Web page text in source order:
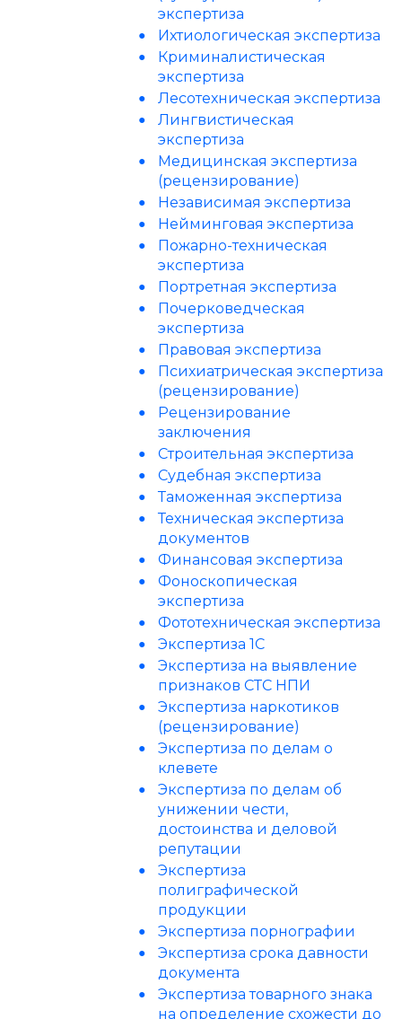
экспертиза
Ихтиологическая экспертиза
Криминалистическая
экспертиза
Лесотехническая экспертиза
Лингвистическая
экспертиза
Медицинская экспертиза
(рецензирование)
Независимая экспертиза
Нейминговая экспертиза
Пожарно-техническая
экспертиза
Портретная экспертиза
Почерковедческая
экспертиза
Правовая экспертиза
Психиатрическая экспертиза
(рецензирование)
Рецензирование
заключения
Строительная экспертиза
Судебная экспертиза
Таможенная экспертиза
Техническая экспертиза
документов
Финансовая экспертиза
Фоноскопическая
экспертиза
Фототехническая экспертиза
Экспертиза 1С
Экспертиза на выявление
признаков СТС НПИ
Экспертиза наркотиков
(рецензирование)
Экспертиза по делам о
клевете
Экспертиза по делам об
унижении чести,
достоинства и деловой
репутации
Экспертиза
полиграфической
продукции
Экспертиза порнографии
Экспертиза срока давности
документа
Экспертиза товарного знака
на определение схожести до